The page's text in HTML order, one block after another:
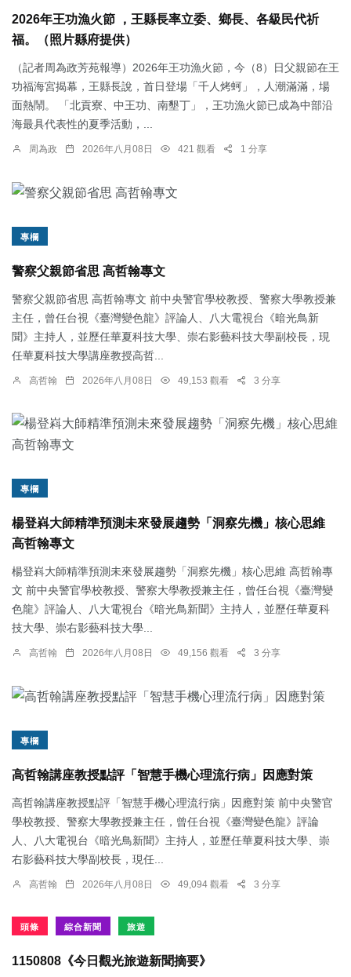
2026年王功漁火節 ，王縣長率立委、鄉長、各級民代祈
福。（照片縣府提供）
（記者周為政芳苑報導）2026年王功漁火節，今（8）日父親節在王
功福海宮揭幕，王縣長說，首日登場「千人烤蚵」，人潮滿滿，場
面熱鬧。 「北貢寮、中王功、南墾丁」，王功漁火節已成為中部沿
海最具代表性的夏季活動，...
周為政 2026年八月08日 421 觀看 1 分享
專欄
警察父親節省思 高哲翰專文
警察父親節省思 高哲翰專文 前中央警官學校教授、警察大學教授兼
主任，曾任台視《臺灣變色龍》評論人、八大電視台《暗光鳥新
聞》主持人，並歷任華夏科技大學、崇右影藝科技大學副校長，現
任華夏科技大學講座教授高哲...
高哲翰 2026年八月08日 49,153 觀看 3 分享
專欄
楊登嵙大師精準預測未來發展趨勢「洞察先機」核心思維
高哲翰專文
楊登嵙大師精準預測未來發展趨勢「洞察先機」核心思維 高哲翰專
文 前中央警官學校教授、警察大學教授兼主任，曾任台視《臺灣變
色龍》評論人、八大電視台《暗光鳥新聞》主持人，並歷任華夏科
技大學、崇右影藝科技大學...
高哲翰 2026年八月08日 49,156 觀看 3 分享
專欄
高哲翰講座教授點評「智慧手機心理流行病」因應對策
高哲翰講座教授點評「智慧手機心理流行病」因應對策 前中央警官
學校教授、警察大學教授兼主任，曾任台視《臺灣變色龍》評論
人、八大電視台《暗光鳥新聞》主持人，並歷任華夏科技大學、崇
右影藝科技大學副校長，現任...
高哲翰 2026年八月08日 49,094 觀看 3 分享
頭條 綜合新聞 旅遊
1150808《今日觀光旅遊新聞摘要》